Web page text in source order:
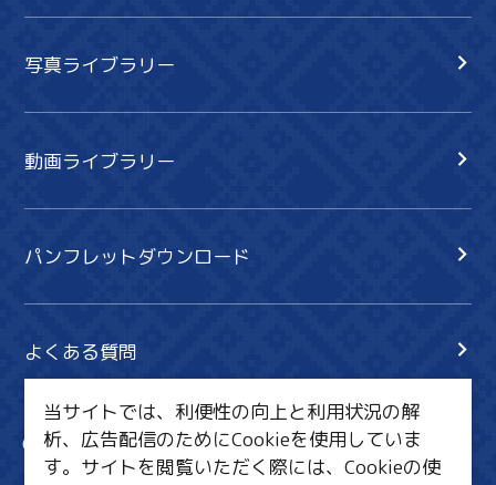
写真ライブラリー
動画ライブラリー
パンフレットダウンロード
よくある質問
サイト内検索
共有
当サイトでは、利便性の向上と利用状況の解
析、広告配信のためにCookieを使用していま
す。サイトを閲覧いただく際には、Cookieの使